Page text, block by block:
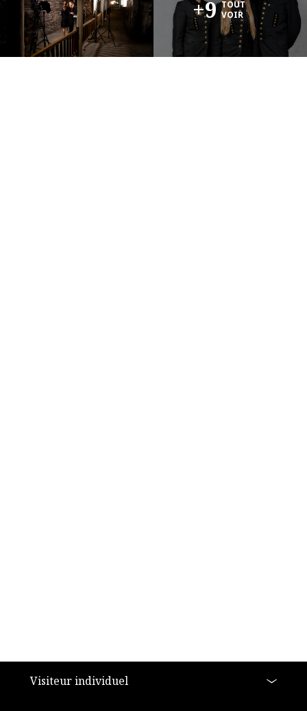
+9 TOUT
VOIR
a11y.footer
Visiteur individuel